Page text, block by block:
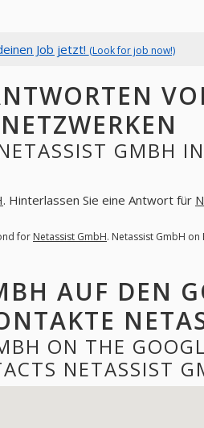
Job jetzt! (Look for job now!)
GMBH
. Hinterlassen Sie eine Antwort für
for Netassist GmbH. Netassist GmbH
AUF DEN
ON THE
NETASSIST